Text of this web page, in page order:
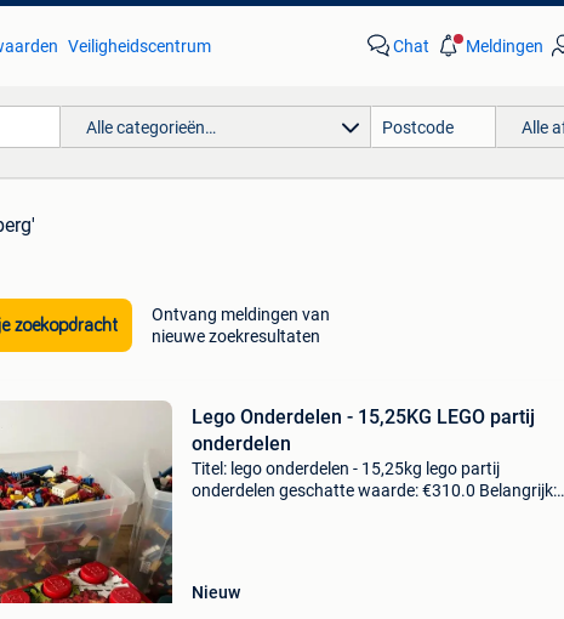
Veiligheidscentrum Chat Meldingen
Alle categorieën… Alle
zoekopdracht
Ontvang meldingen van
nieuwe zoekresultaten
Lego Onderdelen - 15,25KG LEGO partij
onderdelen
Titel: lego onderdelen - 15,25kg lego partij
onderdelen geschatte waarde: €310.0 Belangrijk:
Nieuw